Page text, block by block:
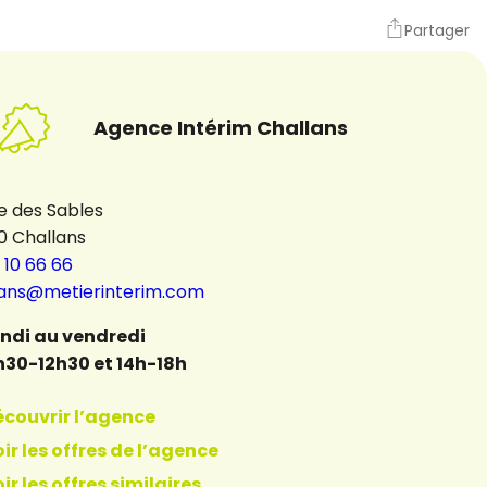
Partager
Agence Intérim Challans
des Sables
Challans
66 66
au vendredi
12h30 et 14h-18h
l’agence
les offres de l’agence